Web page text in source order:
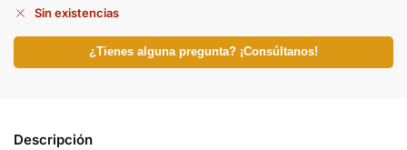
Sin existencias
¿Tienes alguna pregunta? ¡Consúltanos!
Descripción